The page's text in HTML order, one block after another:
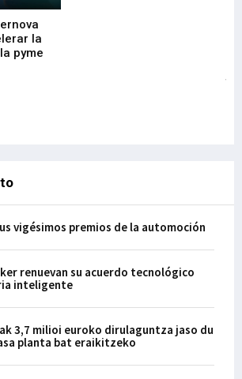
la
pyme
vigésimos premios de la automoción
renuevan su acuerdo tecnológico
inteligente
3,7 milioi euroko dirulaguntza jaso du
planta bat eraikitzeko